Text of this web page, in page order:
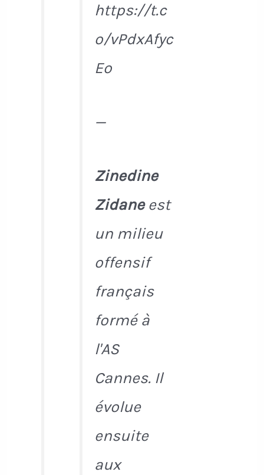
https://t.c
o/vPdxAfyc
Eo
—
Zinedine
Zidaneest
un milieu
offensif
français
formé à
l'AS
Cannes. Il
évolue
ensuite
aux